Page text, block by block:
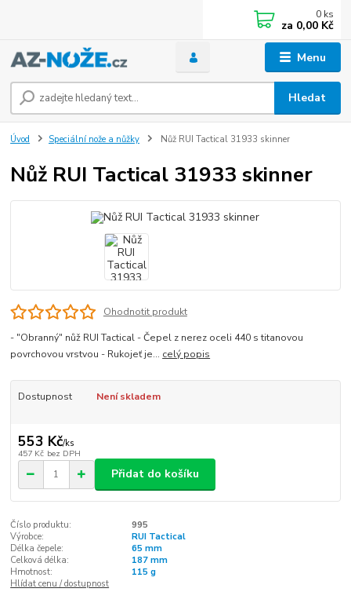
Menu
Hledat
0 ks
za 0,00 Kč
Úvod Speciální nože a nůžky Nůž RUI Tactical 31933 skinner
Nůž RUI Tactical 31933 skinner
Ohodnotit produkt
- "Obranný" nůž RUI Tactical - Čepel z nerez oceli 440 s titanovou
povrchovou vrstvou - Rukojeť je... celý popis
Dostupnost Není skladem
553 Kč/ks
457 Kč bez DPH
Přidat do košíku
Číslo produktu:
995
Výrobce:
RUI Tactical
Délka čepele:
65 mm
Celková délka:
187 mm
Hmotnost:
115 g
Hlídat cenu / dostupnost